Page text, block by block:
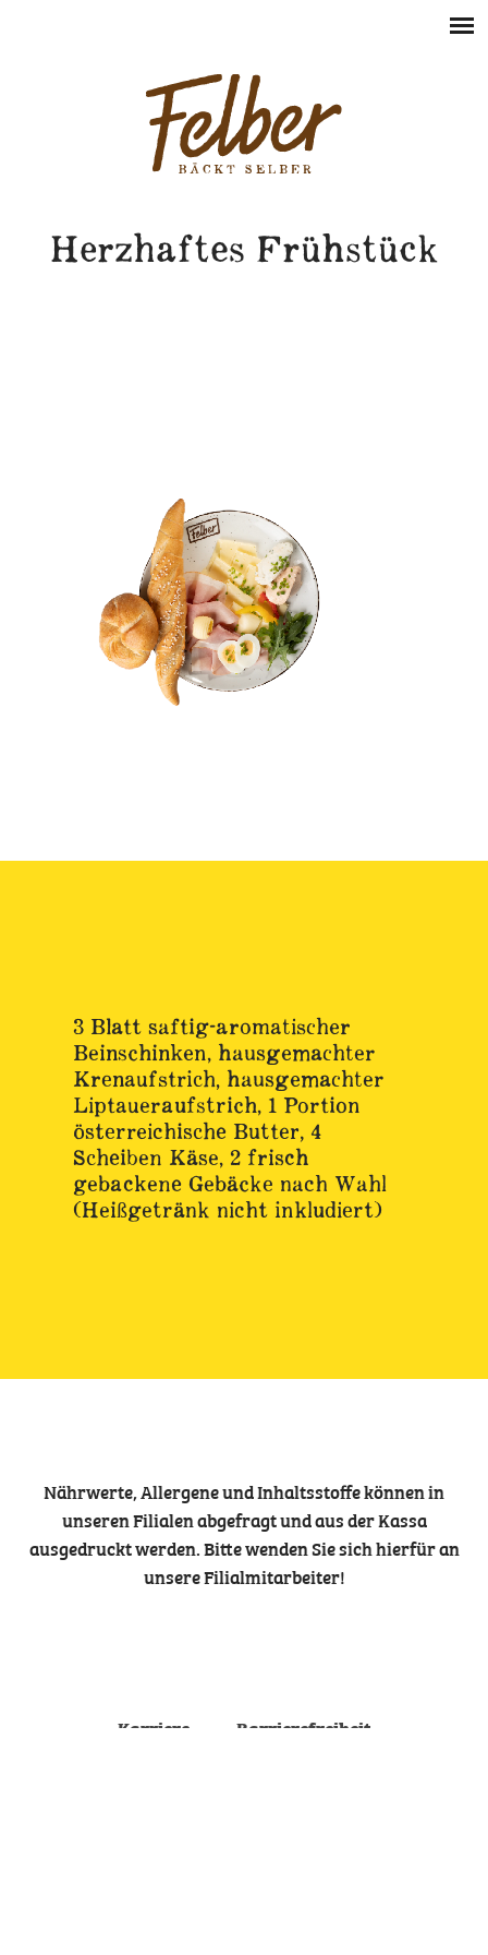
Herzhaftes Frühstück
3 Blatt saftig-aromatischer
Beinschinken, hausgemachter
Krenaufstrich, hausgemachter
Liptaueraufstrich, 1 Portion
österreichische Butter, 4
Scheiben Käse, 2 frisch
gebackene Gebäcke nach Wahl
(Heißgetränk nicht inkludiert)
Nährwerte, Allergene und Inhaltsstoffe können in
unseren Filialen abgefragt und aus der Kassa
ausgedruckt werden. Bitte wenden Sie sich hierfür an
unsere Filialmitarbeiter!
Karriere Barrierefreiheit